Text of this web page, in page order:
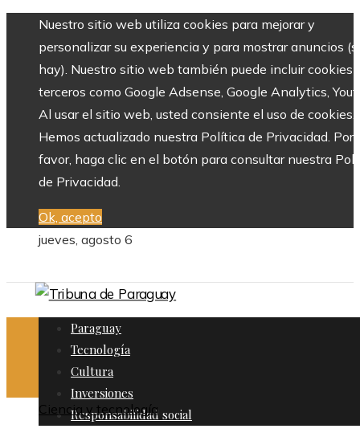
Nuestro sitio web utiliza cookies para mejorar y
personalizar su experiencia y para mostrar anuncios
hay). Nuestro sitio web también puede incluir cookies
terceros como Google Adsense, Google Analytics,
Al usar el sitio web, usted consiente el uso de cookies.
Hemos actualizado nuestra Política de Privacidad. Por
favor, haga clic en el botón para consultar nuestra
de Privacidad.
Ok, acepto
jueves, agosto 6
Paraguay
Tecnología
Cultura
Inversiones
Responsabilidad social
Ciencia y tecnología